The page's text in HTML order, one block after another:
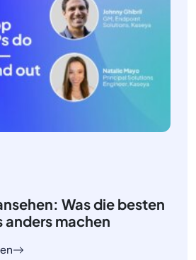
Was die besten
anders machen